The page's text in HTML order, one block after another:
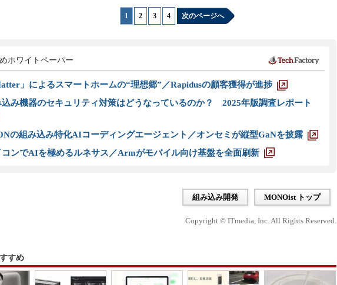
1 2 3 4 次のページへ
ホワイトペーパー
」によるスマートホームの“理想郷”／Rapidusの顧客獲得が進捗
込み機器のセキュリティ対策はどうなっているのか？ 2025年版調査レポート
の組み込み特化AIコーディングエージェント／オンセミが縦型GaNを披露
コンでAIを極めるルネサス／Armがモバイル向け基盤を全面刷新
組み込み開発 MONOist トップ
Copyright © ITmedia, Inc. All Rights Reserved.
すめ